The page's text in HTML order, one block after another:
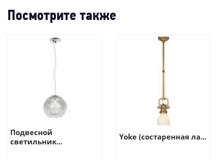
Посмотрите также
Подвесной
светильник...
Yoke (состаренная ла...